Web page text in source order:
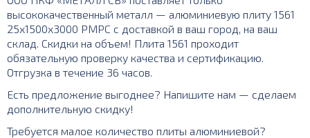
высококачественный металл — алюминиевую плиту 1561
25х1500х3000 РМРС с доставкой в ваш город, на ваш
склад. Скидки на объем! Плита 1561 проходит
обязательную проверку качества и сертификацию.
Отгрузка в течение 36 часов.
Есть предложение выгоднее? Напишите нам — сделаем
дополнительную скидку!
Требуется малое количество плиты алюминиевой?